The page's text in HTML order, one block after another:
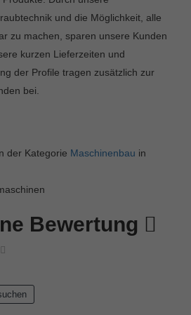
und die Möglichkeit, alle
zu machen, sparen unsere Kunden
kurzen Lieferzeiten und
der Profile tragen zusätzlich zur
bei.
der Kategorie Maschinenbau in
Bewertung